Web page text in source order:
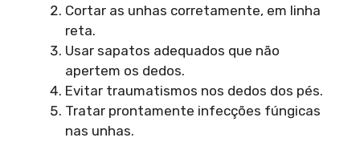
Cortar as unhas corretamente, em linha
reta.
Usar sapatos adequados que não
apertem os dedos.
Evitar traumatismos nos dedos dos pés.
Tratar prontamente infecções fúngicas
nas unhas.